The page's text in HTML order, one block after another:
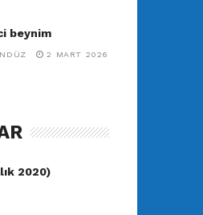
beynim
2 MART 2026
2020)